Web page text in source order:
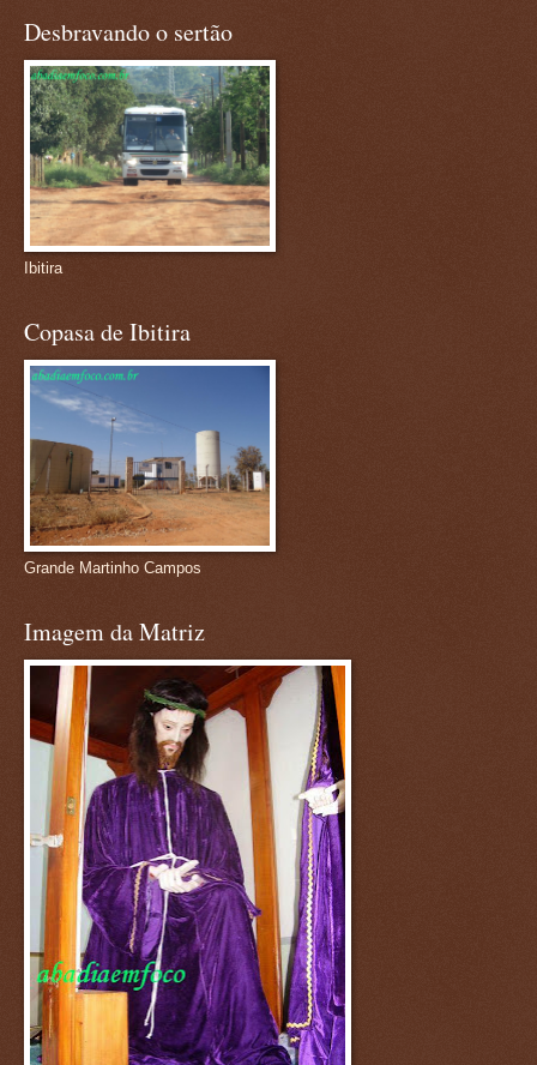
Desbravando o sertão
Ibitira
Copasa de Ibitira
Grande Martinho Campos
Imagem da Matriz